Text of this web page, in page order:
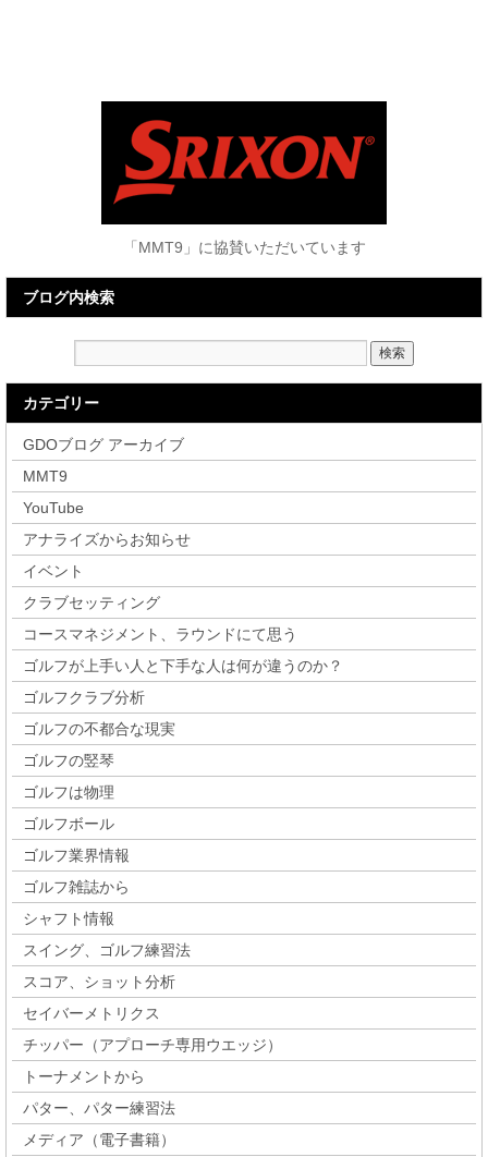
「MMT9」に協賛いただいています
ブログ内検索
カテゴリー
GDOブログ アーカイブ
MMT9
YouTube
アナライズからお知らせ
イベント
クラブセッティング
コースマネジメント、ラウンドにて思う
ゴルフが上手い人と下手な人は何が違うのか？
ゴルフクラブ分析
ゴルフの不都合な現実
ゴルフの竪琴
ゴルフは物理
ゴルフボール
ゴルフ業界情報
ゴルフ雑誌から
シャフト情報
スイング、ゴルフ練習法
スコア、ショット分析
セイバーメトリクス
チッパー（アプローチ専用ウエッジ）
トーナメントから
パター、パター練習法
メディア（電子書籍）